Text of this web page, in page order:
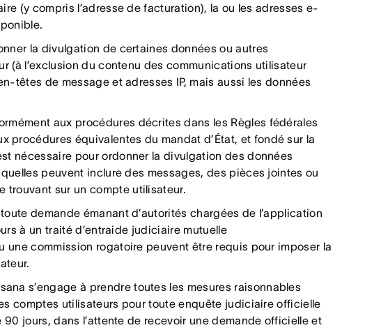
(y compris l’adresse de facturation), la ou les adresses e-
la divulgation de certaines données ou autres
(à l’exclusion du contenu des communications utilisateur
têtes de message et adresses IP, mais aussi les données
aux procédures décrites dans les Règles fédérales
procédures équivalentes du mandat d’État, et fondé sur la
nécessaire pour ordonner la divulgation des données
peuvent inclure des messages, des pièces jointes ou
trouvant sur un compte utilisateur.
toute demande émanant d’autorités chargées de l’application
à un traité d’entraide judiciaire mutuelle
une commission rogatoire peuvent être requis pour imposer la
s’engage à prendre toutes les mesures raisonnables
comptes utilisateurs pour toute enquête judiciaire officielle
jours, dans l’attente de recevoir une demande officielle et